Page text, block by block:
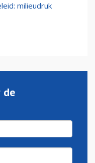
milieudruk
de